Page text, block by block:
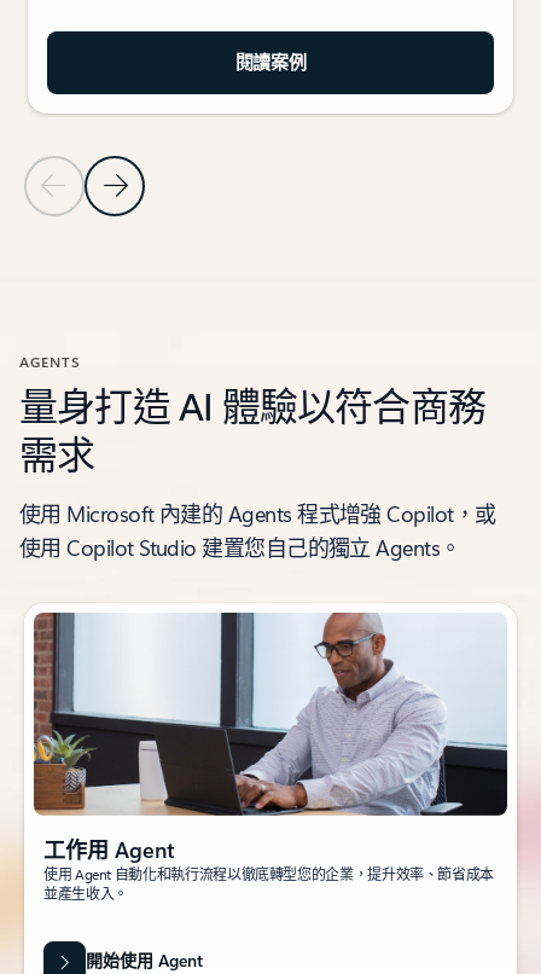
上一頁投影片下一頁投影片
閱讀案例
AGENTS
量身打造 AI 體驗以符合商務
需求
使用 Microsoft 內建的 Agents 程式增強 Copilot，或
使用 Copilot Studio 建置您自己的獨立 Agents。
工作用 Agent
使用 Agent 自動化和執行流程以徹底轉型您的企業，提升效率、節省成本
並產生收入。
開始使用 Agent